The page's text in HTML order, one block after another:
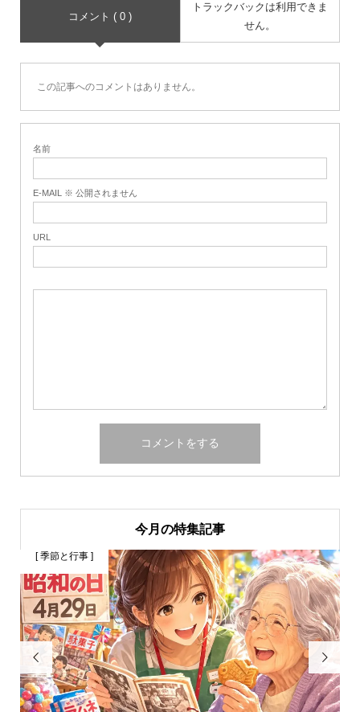
コメント ( 0 )
トラックバックは利用できま
せん。
この記事へのコメントはありません。
名前
E-MAIL ※ 公開されません
URL
今月の特集記事

[ 季節と行事 ]
